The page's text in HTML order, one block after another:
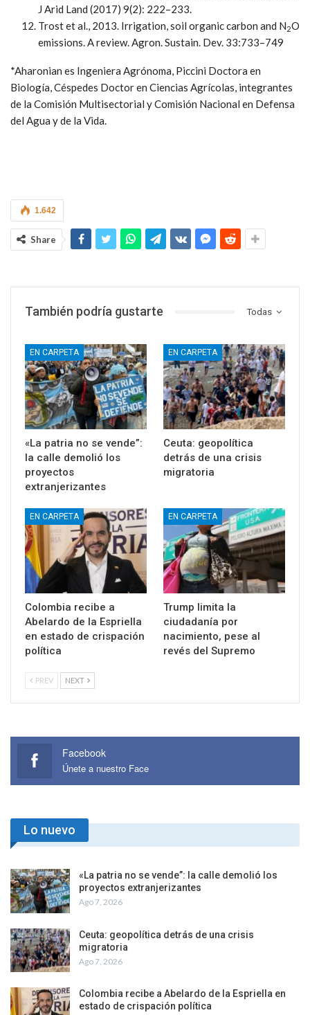
J Arid Land (2017) 9(2): 222–233.
Trost et al., 2013. Irrigation, soil organic carbon and N2O
emissions. A review. Agron. Sustain. Dev. 33:733–749
*Aharonian es Ingeniera Agrónoma, Piccini Doctora en
Biología, Céspedes Doctor en Ciencias Agrícolas, integrantes
de la Comisión Multisectorial y Comisión Nacional en Defensa
del Agua y de la Vida.
1.642
Share
Todas
También podría gustarte
EN CARPETA
«La patria no se vende”:
la calle demolió los
proyectos
extranjerizantes
EN CARPETA
Ceuta: geopolítica
detrás de una crisis
migratoria
EN CARPETA
Colombia recibe a
Abelardo de la Espriella
en estado de crispación
política
EN CARPETA
Trump limita la
ciudadanía por
nacimiento, pese al
revés del Supremo
PREV NEXT
Facebook
Únete a nuestro Face
Lo nuevo
«La patria no se vende”: la calle demolió los
proyectos extranjerizantes
Ago 7, 2026
Ceuta: geopolítica detrás de una crisis
migratoria
Ago 7, 2026
Colombia recibe a Abelardo de la Espriella en
estado de crispación política